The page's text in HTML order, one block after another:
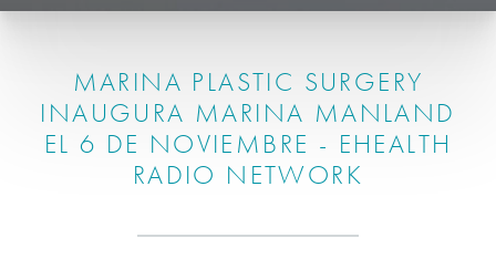
MARINA PLASTIC SURGERY
INAUGURA MARINA MANLAND
EL 6 DE NOVIEMBRE - EHEALTH
RADIO NETWORK